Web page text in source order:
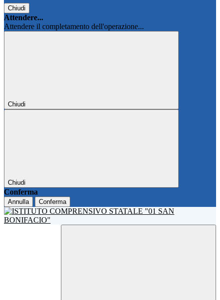
Chiudi
Attendere...
Attendere il completamento dell'operazione...
Chiudi
Chiudi
Conferma
Annulla Conferma